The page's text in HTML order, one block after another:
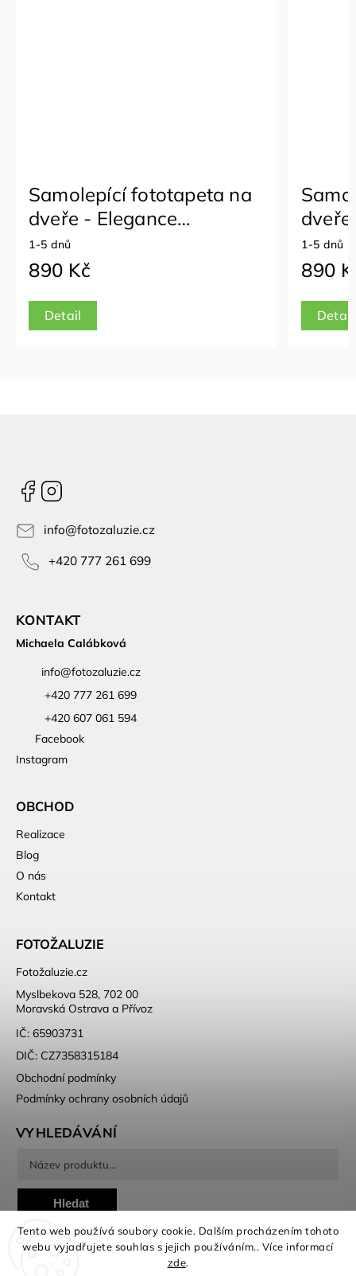
Tento web používá soubory cookie. Dalším procházením tohoto
webu vyjadřujete souhlas s jejich používáním.. Více informací
zde.
Samolepící fototapeta na
dveře - Elegance
palmových listů
1-5 dnů
890 Kč
Detail
kovu
1-5 dnů
890
Detail
Facebook
info@fotozaluzie.cz
+420 777 261 699
KONTAKT
Michaela Calábková
info@fotozaluzie.cz
+420 777 261 699
+420 607 061 594
Facebook
Instagram
OBCHOD
Realizace
Blog
O nás
Kontakt
FOTOŽALUZIE
Fotožaluzie.cz
Myslbekova 528, 702 00
Moravská Ostrava a Přívoz
IČ: 65903731
DIČ: CZ7358315184
Obchodní podmínky
Podmínky ochrany osobních údajů
VYHLEDÁVÁNÍ
Hledat